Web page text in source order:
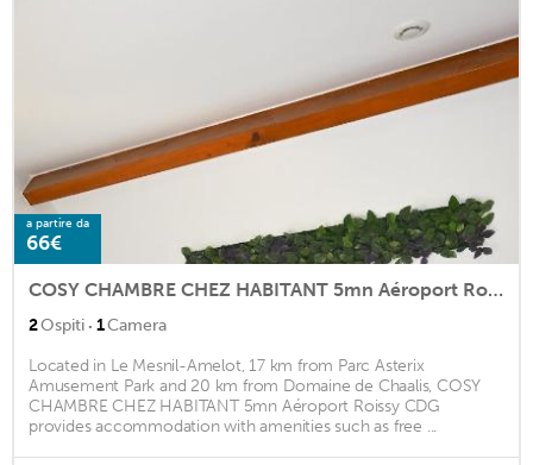
a partire da
66€
COSY CHAMBRE CHEZ HABITANT 5mn Aéroport Roissy CDG
2Ospiti · 1Camera
Located in Le Mesnil-Amelot, 17 km from Parc Asterix
Amusement Park and 20 km from Domaine de Chaalis, COSY
CHAMBRE CHEZ HABITANT 5mn Aéroport Roissy CDG
provides accommodation with amenities such as free ...